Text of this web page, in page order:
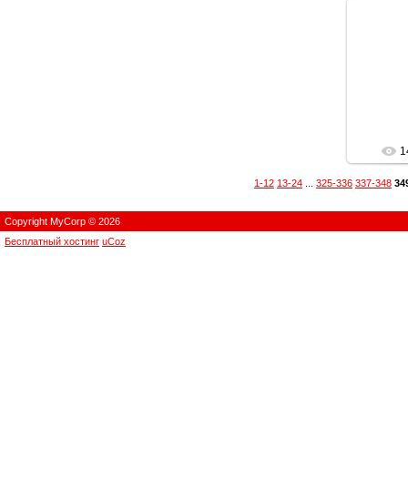
1-12 13-24 325-336 337-348
Copyright MyCorp © 2026
Бесплатный хостинг uCoz